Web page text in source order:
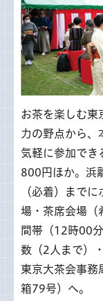
お茶を楽しむ東
力の野点から、
気軽に参加でき
800円ほか。浜
（必着）まで
場・茶席会場（
間帯（12時00
数（2人まで）
東京大茶会事
箱79号）へ。